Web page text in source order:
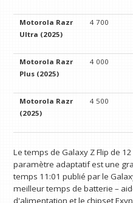
Motorola Razr
Ultra (2025)
4 700
Motorola Razr
Plus (2025)
4 000
Motorola Razr
(2025)
4 500
Le temps de Galaxy Z Flip de
paramètre adaptatif est une
temps 11:01 publié par le
meilleur temps de batterie –
d'alimentation et le chipset